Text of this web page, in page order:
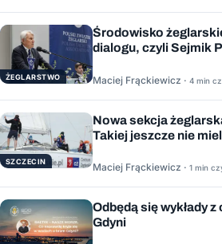
ŻEGLARSTWO
Środowisko
dialogu, czyli Sejmik
Maciej Frąckiewicz · 4 min
SZCZECIN
Nowa sekcja
Takiej jeszcze nie
Maciej Frąckiewicz · 1 min
Odbędą się wykłady
Gdyni